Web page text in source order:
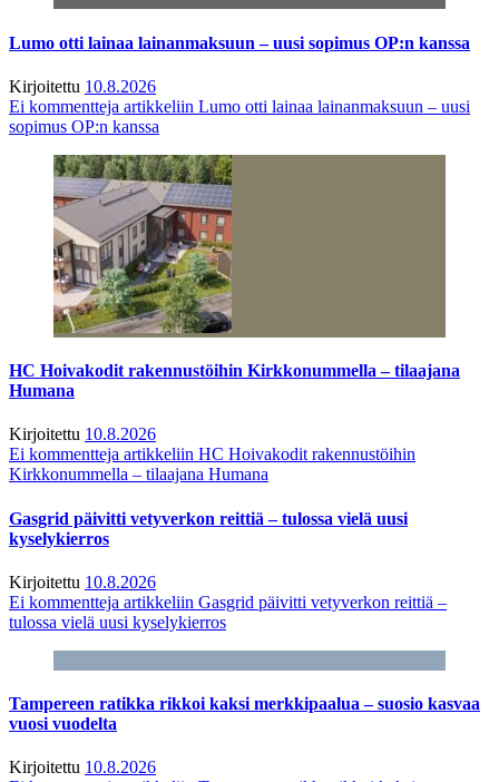
Lumo otti lainaa lainanmaksuun – uusi sopimus OP:n kanssa
Kirjoitettu 10.8.2026
Ei kommentteja artikkeliin Lumo otti lainaa lainanmaksuun – uusi
sopimus OP:n kanssa
HC Hoivakodit rakennustöihin Kirkkonummella – tilaajana
Humana
Kirjoitettu 10.8.2026
Ei kommentteja artikkeliin HC Hoivakodit rakennustöihin
Kirkkonummella – tilaajana Humana
Gasgrid päivitti vetyverkon reittiä – tulossa vielä uusi
kyselykierros
Kirjoitettu 10.8.2026
Ei kommentteja artikkeliin Gasgrid päivitti vetyverkon reittiä –
tulossa vielä uusi kyselykierros
Tampereen ratikka rikkoi kaksi merkkipaalua – suosio kasvaa
vuosi vuodelta
Kirjoitettu 10.8.2026